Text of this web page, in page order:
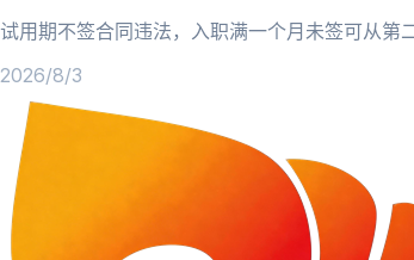
试用期不签合同违法，入职满一个月未签可从第
2026/8/3